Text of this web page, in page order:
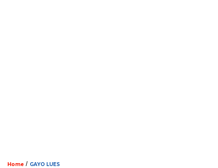
Home / GAYO LUES